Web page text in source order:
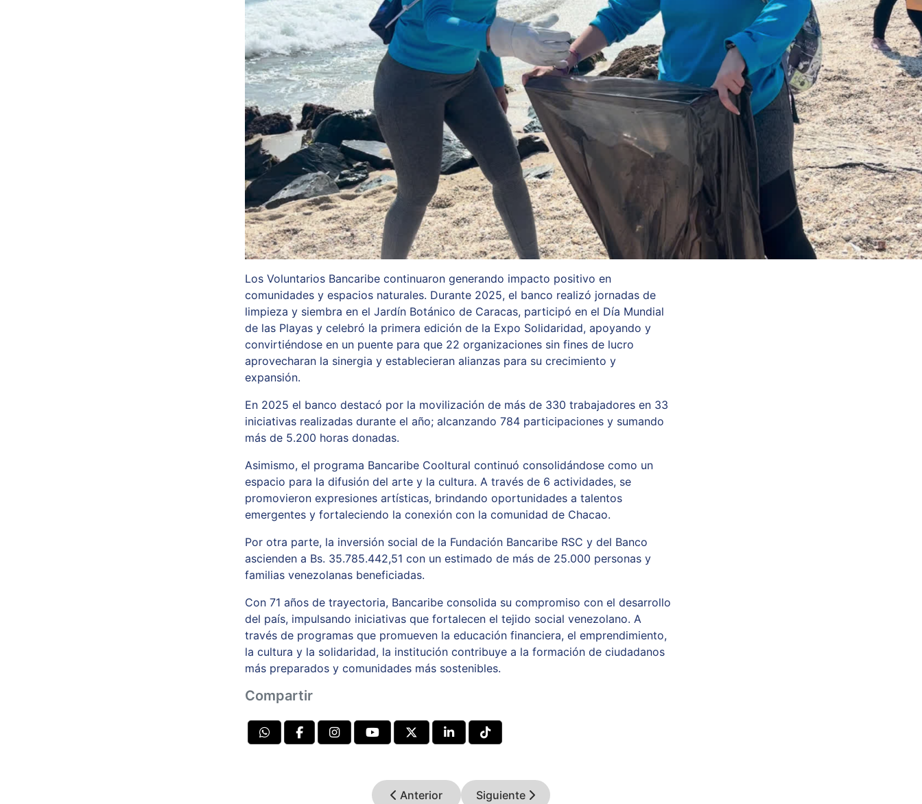
Los Voluntarios Bancaribe continuaron generando impacto positivo en
comunidades y espacios naturales. Durante 2025, el banco realizó jornadas de
limpieza y siembra en el Jardín Botánico de Caracas, participó en el Día Mundial
de las Playas y celebró la primera edición de la Expo Solidaridad, apoyando y
convirtiéndose en un puente para que 22 organizaciones sin fines de lucro
aprovecharan la sinergia y establecieran alianzas para su crecimiento y
expansión.
En 2025 el banco destacó por la movilización de más de 330 trabajadores en 33
iniciativas realizadas durante el año; alcanzando 784 participaciones y sumando
más de 5.200 horas donadas.
Asimismo, el programa Bancaribe Cooltural continuó consolidándose como un
espacio para la difusión del arte y la cultura. A través de 6 actividades, se
promovieron expresiones artísticas, brindando oportunidades a talentos
emergentes y fortaleciendo la conexión con la comunidad de Chacao.
Por otra parte, la inversión social de la Fundación Bancaribe RSC y del Banco
ascienden a Bs. 35.785.442,51 con un estimado de más de 25.000 personas y
familias venezolanas beneficiadas.
Con 71 años de trayectoria, Bancaribe consolida su compromiso con el desarrollo
del país, impulsando iniciativas que fortalecen el tejido social venezolano. A
través de programas que promueven la educación financiera, el emprendimiento,
la cultura y la solidaridad, la institución contribuye a la formación de ciudadanos
más preparados y comunidades más sostenibles.
Compartir
Anterior Siguiente